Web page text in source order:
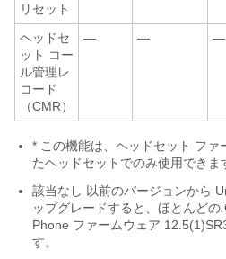
リセット
ヘッドセ
ット コー
ル管理レ
コード
（CMR）
— — —
* この機能は、ヘッドセット ファ
たヘッドセットでのみ使用できま
該当なし 以前のバージョンから
ップグレードすると、ほとんど
Phone ファームウェア
す。